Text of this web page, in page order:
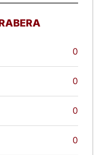
0
0
0
0